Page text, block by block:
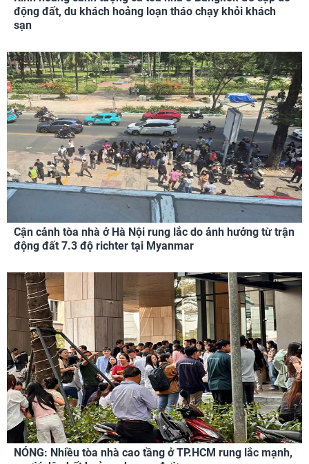
động đất, du khách hoảng loạn tháo chạy khỏi khách
sạn
Cận cảnh tòa nhà ở Hà Nội rung lắc do ảnh hưởng từ trận
động đất 7.3 độ richter tại Myanmar
NÓNG: Nhiều tòa nhà cao tầng ở TP.HCM rung lắc mạnh,